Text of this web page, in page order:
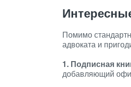
Помимо
адвоката и
1. Подписная
добавляющий